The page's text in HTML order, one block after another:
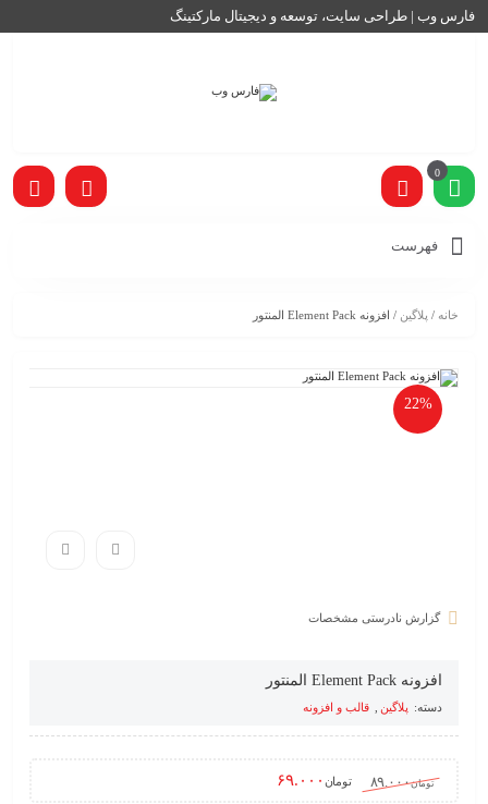
فارس وب | طراحی سایت، توسعه و دیجیتال مارکتینگ
0
فهرست
خانه / پلاگین / افزونه Element Pack المنتور
22%
گزارش نادرستی مشخصات
افزونه Element Pack المنتور
دسته: پلاگین قالب و افزونه
تومان۸۹.۰۰۰ تومان ۶۹.۰۰۰